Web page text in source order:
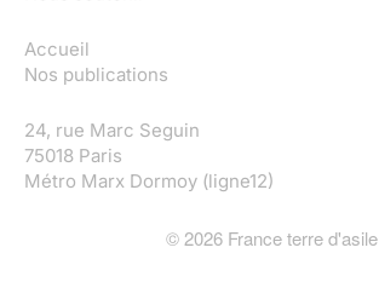
Accueil
Nos publications
24, rue Marc Seguin
75018 Paris
Métro Marx Dormoy (ligne12)
© 2026France terre d'asile